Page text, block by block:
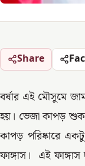
Share
বর্ষার এই মৌসুমে
হয়। ভেজা কাপড়
কাপড় পরিষ্কারে
ফাঙ্গাস। এই